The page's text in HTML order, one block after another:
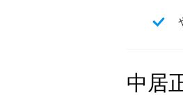
中居